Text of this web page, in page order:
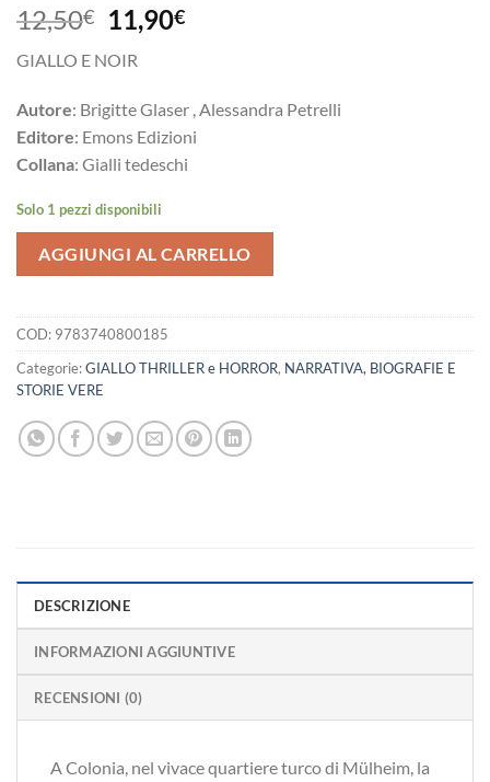
12,50€
Il
prezzo
originale
era:
12,50€.
11,90€Il
è:
11,90€.
GIALLO E NOIR
Autore: Brigitte Glaser , Alessandra Petrelli
Editore: Emons Edizioni
Collana: Gialli tedeschi
Solo 1 pezzi disponibili
AGGIUNGI AL CARRELLO
COD: 9783740800185
Categorie:GIALLO THRILLER e HORROR, NARRATIVA, BIOGRAFIE E
STORIE VERE
DESCRIZIONE
INFORMAZIONI AGGIUNTIVE
RECENSIONI (0)
A Colonia, nel vivace quartiere turco di Mülheim, la